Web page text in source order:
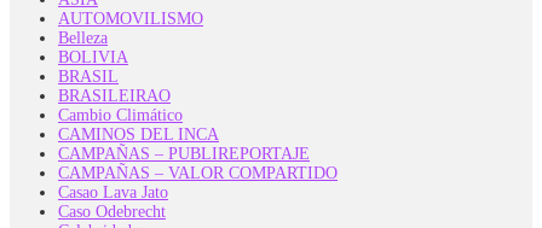
AUTOMOVILISMO
Belleza
BOLIVIA
BRASIL
BRASILEIRAO
Cambio Climático
CAMINOS DEL INCA
CAMPAÑAS – PUBLIREPORTAJE
CAMPAÑAS – VALOR COMPARTIDO
Casao Lava Jato
Caso Odebrecht